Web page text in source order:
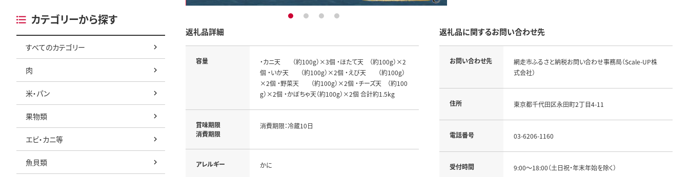
カテゴリーから探す
すべてのカテゴリー
肉
米・パン
果物類
エビ・カニ等
魚貝類
1 2 3 4
返礼品詳細
容量
・カニ天 （約100g）×3個 ・ほたて天 （約100g）×2
個 ・いか天 （約100g）×2個 ・えび天 （約100g）
×2個 ・野菜天 （約100g）×2個 ・チーズ天 （約100
g）×2個 ・かぼちゃ天（約100g）×2個 合計約1.5kg
賞味期限
消費期限
消費期限：冷蔵10日
アレルギー かに
返礼品に関するお問い合わせ先
お問い合わせ先
網走市ふるさと納税お問い合わせ事務局（Scale-UP株
式会社）
住所 東京都千代田区永田町2丁目4-11
電話番号 03-6206-1160
受付時間 9:00～18:00（土日祝・年末年始を除く）